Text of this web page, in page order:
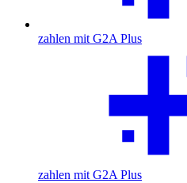
zahlen mit G2A Plus
zahlen mit G2A Plus